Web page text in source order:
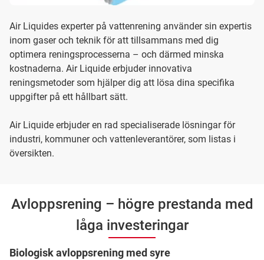
Air Liquides experter på vattenrening använder sin expertis
inom gaser och teknik för att tillsammans med dig
optimera reningsprocesserna – och därmed minska
kostnaderna. Air Liquide erbjuder innovativa
reningsmetoder som hjälper dig att lösa dina specifika
uppgifter på ett hållbart sätt.
Air Liquide erbjuder en rad specialiserade lösningar för
industri, kommuner och vattenleverantörer, som listas i
översikten.
Avloppsrening – högre prestanda med
låga investeringar
Biologisk avloppsrening med syre